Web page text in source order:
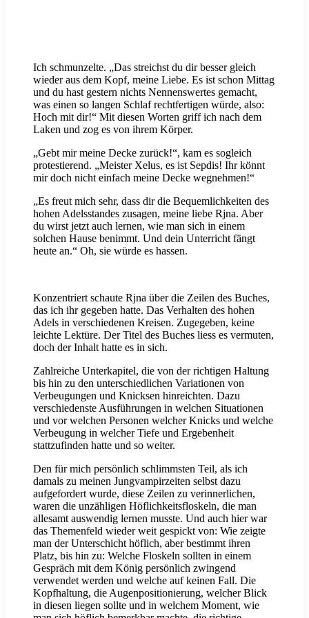
Ich schmunzelte. „Das streichst du dir besser gleich
wieder aus dem Kopf, meine Liebe. Es ist schon Mittag
und du hast gestern nichts Nennenswertes gemacht,
was einen so langen Schlaf rechtfertigen würde, also:
Hoch mit dir!“ Mit diesen Worten griff ich nach dem
Laken und zog es von ihrem Körper.
„Gebt mir meine Decke zurück!“, kam es sogleich
protestierend. „Meister Xelus, es ist Sepdis! Ihr könnt
mir doch nicht einfach meine Decke wegnehmen!“
„Es freut mich sehr, dass dir die Bequemlichkeiten des
hohen Adelsstandes zusagen, meine liebe Rjna. Aber
du wirst jetzt auch lernen, wie man sich in einem
solchen Hause benimmt. Und dein Unterricht fängt
heute an.“ Oh, sie würde es hassen.
Konzentriert schaute Rjna über die Zeilen des Buches,
das ich ihr gegeben hatte. Das Verhalten des hohen
Adels in verschiedenen Kreisen. Zugegeben, keine
leichte Lektüre. Der Titel des Buches liess es vermuten,
doch der Inhalt hatte es in sich.
Zahlreiche Unterkapitel, die von der richtigen Haltung
bis hin zu den unterschiedlichen Variationen von
Verbeugungen und Knicksen hinreichten. Dazu
verschiedenste Ausführungen in welchen Situationen
und vor welchen Personen welcher Knicks und welche
Verbeugung in welcher Tiefe und Ergebenheit
stattzufinden hatte und so weiter.
Den für mich persönlich schlimmsten Teil, als ich
damals zu meinen Jungvampirzeiten selbst dazu
aufgefordert wurde, diese Zeilen zu verinnerlichen,
waren die unzähligen Höflichkeitsfloskeln, die man
allesamt auswendig lernen musste. Und auch hier war
das Themenfeld wieder weit gespickt von: Wie zeigte
man der Unterschicht höflich, aber bestimmt ihren
Platz, bis hin zu: Welche Floskeln sollten in einem
Gespräch mit dem König persönlich zwingend
verwendet werden und welche auf keinen Fall. Die
Kopfhaltung, die Augenpositionierung, welcher Blick
in diesen liegen sollte und in welchem Moment, wie